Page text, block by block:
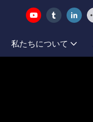
私たちについて